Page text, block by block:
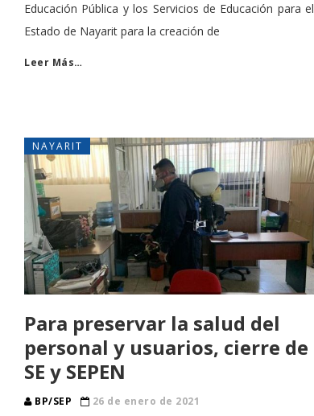
Educación Pública y los Servicios de Educación para el
Estado de Nayarit para la creación de
Leer Más…
NAYARIT
Para preservar la salud del
personal y usuarios, cierre de
SE y SEPEN
BP/SEP
26 de enero de 2021